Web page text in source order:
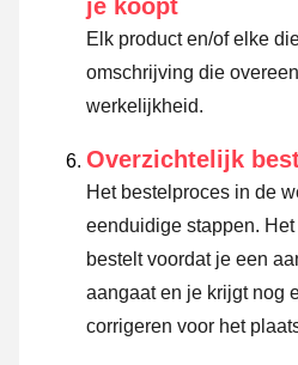
je koopt
Elk product en/of elke
omschrijving die
werkelijkheid.
Overzichtelijk
Het bestelproces in de
eenduidige stappen.
bestelt voordat je een
aangaat en je krijgt nog
corrigeren voor het